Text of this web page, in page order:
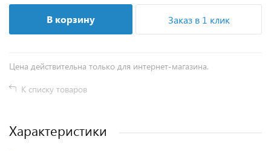
В корзину Заказ в 1 клик
Цена действительна только для интернет-магазина.
К списку товаров
Характеристики